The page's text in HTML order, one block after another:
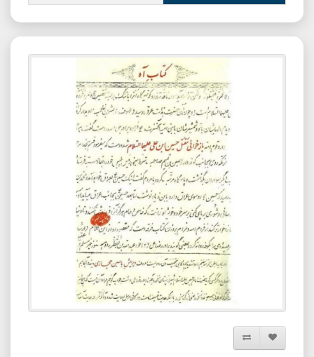
افزودن به لیست دلخواه
مقایسه این محصول